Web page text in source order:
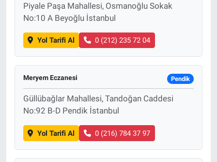
Piyale Paşa Mahallesi, Osmanoğlu Sokak
No:10 A Beyoğlu İstanbul
Yol Tarifi Al 0 (212) 235 72 04
Meryem Eczanesi Pendik
Güllübağlar Mahallesi, Tandoğan Caddesi
No:92 B-D Pendik İstanbul
Yol Tarifi Al 0 (216) 784 37 97